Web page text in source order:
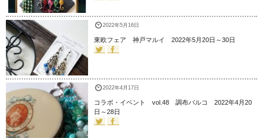
2022年5月16日
東欧フェア 神戸マルイ 2022年5月20日～30日
2022年4月17日
コラボ・イベント vol.48 調布パルコ 2022年4月20
日～28日